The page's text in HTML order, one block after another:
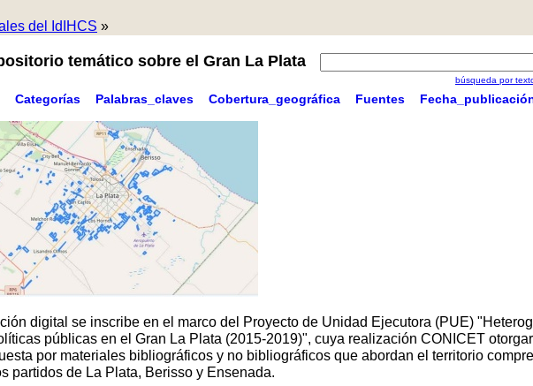
del IdIHCS »
temático sobre el Gran La Plata
búsqueda por
Categorías Palabras_claves Cobertura_geográfica Fuentes
digital se inscribe en el marco del Proyecto de Unidad Ejecutora (PUE)
públicas en el Gran La Plata (2015-2019)", cuya realización CONICET
por materiales bibliográficos y no bibliográficos que abordan el territorio
partidos de La Plata, Berisso y Ensenada.